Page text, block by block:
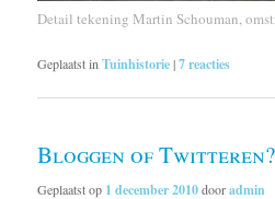
Detail tekening Martin Schouman,
Geplaatst inTuinhistorie|7reacties
Bloggen of Twitteren?
Geplaatst op 1 december 2010dooradmin